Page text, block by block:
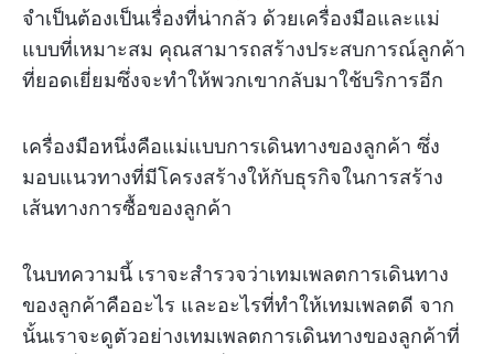
จำเป็นต้องเป็นเรื่องที่น่ากลัว ด้วยเครื่องมือและแม่
แบบที่เหมาะสม คุณสามารถสร้างประสบการณ์ลูกค้า
ที่ยอดเยี่ยมซึ่งจะทำให้พวกเขากลับมาใช้บริการอีก
เครื่องมือหนึ่งคือแม่แบบการเดินทางของลูกค้า ซึ่ง
มอบแนวทางที่มีโครงสร้างให้กับธุรกิจในการสร้าง
เส้นทางการซื้อของลูกค้า
ในบทความนี้ เราจะสำรวจว่าเทมเพลตการเดินทาง
ของลูกค้าคืออะไร และอะไรที่ทำให้เทมเพลตดี จาก
นั้นเราจะดูตัวอย่างเทมเพลตการเดินทางของลูกค้าที่